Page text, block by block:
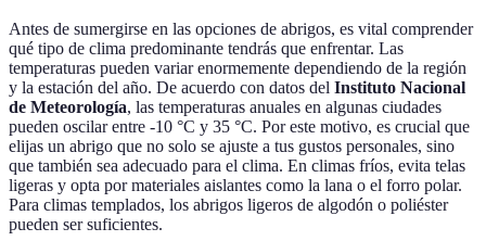
Antes de sumergirse en las opciones de abrigos, es vital comprender
qué tipo de clima predominante tendrás que enfrentar. Las
temperaturas pueden variar enormemente dependiendo de la región
y la estación del año. De acuerdo con datos del Instituto Nacional
de Meteorología, las temperaturas anuales en algunas ciudades
pueden oscilar entre -10 °C y 35 °C. Por este motivo, es crucial que
elijas un abrigo que no solo se ajuste a tus gustos personales, sino
que también sea adecuado para el clima. En climas fríos, evita telas
ligeras y opta por materiales aislantes como la lana o el forro polar.
Para climas templados, los abrigos ligeros de algodón o poliéster
pueden ser suficientes.